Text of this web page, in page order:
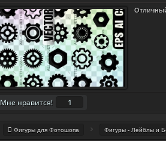
Мне нравится! 1
Фигуры для Фотошопа Фигуры - Лейблы и